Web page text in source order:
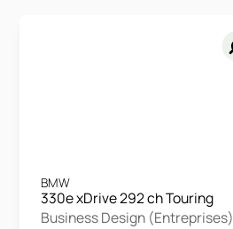
BMW
330e xDrive 292 ch Touring
Business Design (Entreprises)